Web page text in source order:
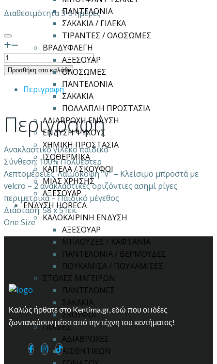
ΠΑΝΤΕΛΟΝΙΑ
ΣΑΚΑΚΙΑ / ΓΙΛΕΚΑ
ΤΙΡΑΝΤΕΣ / ΟΛΟΣΩΜΕΣ
ΒΡΑΔΥΦΛΕΓΗ
ΑΞΕΣΟΥΑΡ
ΟΛΟΣΩΜΕΣ
ΠΑΝΤΕΛΟΝΙΑ
ΣΑΚΑΚΙΑ
ΠΟΛΛΑΠΛΗ ΠΡΟΣΤΑΣΙΑ
ΑΔΙΑΒΡΟΧΗ ΕΝΔΥΣΗ
ΕΝΔΥΣΗ ΨΥΧΟΥΣ
ΧΗΜΙΚΗ ΠΡΟΣΤΑΣΙΑ
ΙΣΟΘΕΡΜΙΚΑ
ΚΑΠΕΛΑ / ΣΚΟΥΦΟΙ
ΜΙΑΣ ΧΡΗΣΗΣ
ΑΞΕΣΟΥΑΡ
ΕΝΔΥΣΗ HORECA
ΚΑΛΟΚΑΙΡΙΝΗ ΕΝΔΥΣΗ
ΑΞΕΣΟΥΑΡ
ΜΠΛΟΥΖΕΣ / ΚΑΦΤΑΝΙΑ
ΠΑΝΤΕΛΟΝΙΑ / ΒΕΡΜΟΥΔΕΣ
ΠΟΥΚΑΜΙΣΑ / ΠΟΥΚΑΜΙΣΕΣ
ΣΤΟΛΕΣ ΜΑΓΕΙΡΩΝ
ΠΑΝΤΕΛΟΝΕΣ
ΣΑΚΑΚΙΑ
ΣΚΟΥΦΟΙ
ΠΟΔΙΕΣ
ΑΔΙΑΒΡΟΧΕΣ
ΑΙΣΘΗΤΙΚΩΝ
Διαθεσιμότητα 3-5 ημέρες
ΑΝΑΚΛΑΣΤΙΚΟ
ΓΙΛΕΚΟ
SPARK
ποσότητα
Προσθήκη στο καλάθι
Περιγραφή
Περιγραφή
Ανακλαστικό γιλέκο παιδικό
Σύνθεση: 100% Πολυέστερ
Λεπτομέρειες: Λαιμόκοψη “V” – Κλείσιμο μπροστά με
velcro – 2 ανακλαστικές οριζόντιες ασημί ρίγες
περιμετρικά – Παιδικό μέγεθος
Διάσταση: 58 x 51εκ.
One Size
Καλώς ήρθατε στο Kentima.gr, εδώ που οι ιδέες
ζωντανεύουν μέσα από την τέχνη του κεντήματος!